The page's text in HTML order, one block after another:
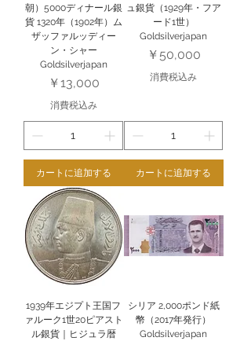
朝）5000ディナール銀
貨 1320年（1902年）ム
ザッファルッディー
ン・シャー
Goldsilverjapan
価格
￥13,000
消費税込み
カートに追加する
ュ銀貨（1929年・フア
ード1世）
Goldsilverjapan
価格
￥50,000
消費税込み
カートに追加する
1939年エジプト王国フ
ァルーク1世20ピアスト
ル銀貨｜ヒジュラ暦
シリア 2,000ポンド紙
幣（2017年発行）
Goldsilverjapan